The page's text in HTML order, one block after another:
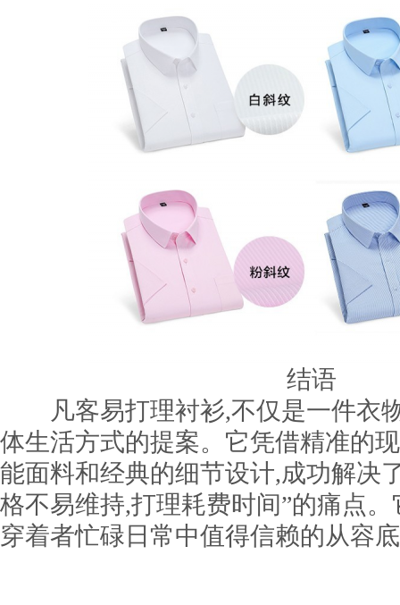
结语
凡客易打理衬衫,不仅是一件衣
体生活方式的提案。它凭借精准的
能面料和经典的细节设计,成功解决
格不易维持,打理耗费时间”的痛点
穿着者忙碌日常中值得信赖的从容